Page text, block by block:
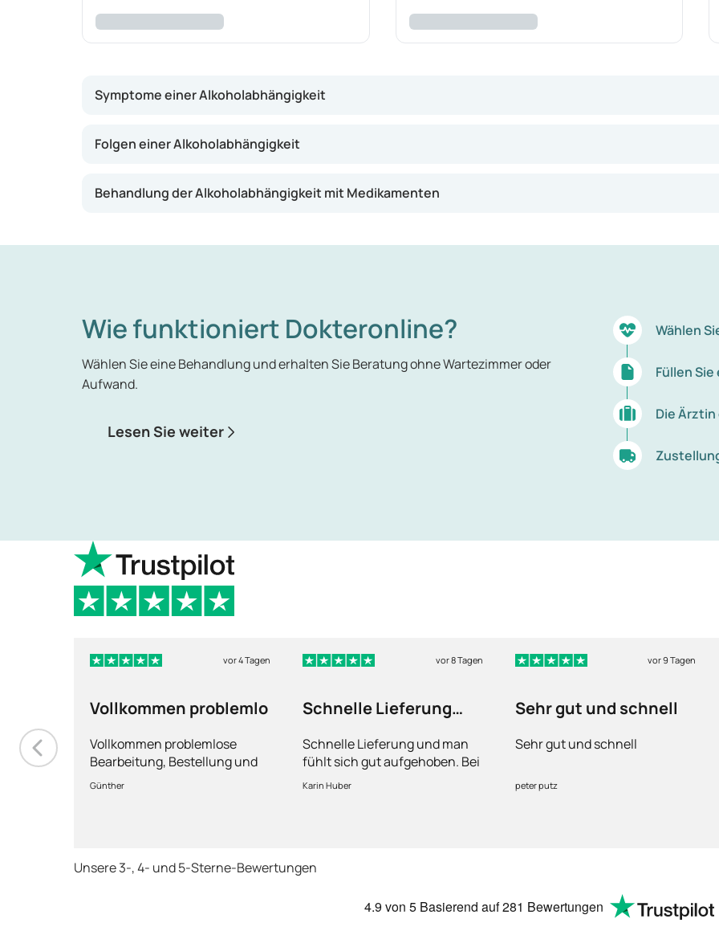
Symptome einer Alkoholabhängigkeit
Alkoholkonsum zu ungeeigneten Zeitpunkten oder in Situationen, in denen andere Personen gefährdet
Folgen einer Alkoholabhängigkeit
Behandlung der Alkoholabhängigkeit mit Medikamenten
Wie funktioniert Dokteronline?
Wählen Sie eine Behandlung und erhalten Sie Beratung ohne Wartezimmer oder
Aufwand.
Lesen Sie weiter
Wählen
Füllen
Die
vor 4 Tagen
Vollkommen problemlo
Vollkommen problemlose
Bearbeitung, Bestellung und
Lieferung
Günther
vor 8 Tagen
Schnelle Lieferung
Schnelle Lieferung und man
fühlt sich gut aufgehoben. Bei
Fragen kann man sich
Karin Huber
vor 9 Tagen
Sehr gut und schnell
Sehr gut und schnell
peter putz
Unsere 3-, 4- und 5-Sterne-Bewertungen
4.9 von 5 Basierend auf281 Bewertungen